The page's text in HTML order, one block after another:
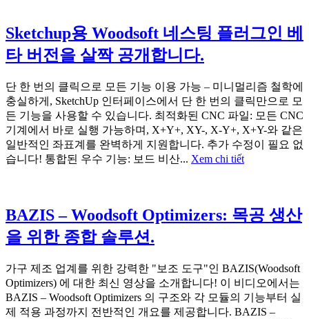
Sketchup용 Woodsoft 네스팅 플러그인 베
타 버전을 살짝 공개합니다.
단 한 번의 클릭으로 모든 기능 이용 가능 – 미니멀리즘 철학에
충실하게, SketchUp 인터페이스에서 단 한 번의 클릭만으로 모
든 기능을 사용할 수 있습니다. 최적화된 CNC 파일: 모든 CNC
기계에서 바로 실행 가능하며, X+Y+, XY-, X-Y+, X+Y-와 같은
일반적인 좌표계를 완벽하게 지원합니다. 추가 수정이 필요 없
습니다! 통합된 우수 기능: 보드 비산... Xem chi tiết
BAZIS – Woodsoft Optimizers: 목공 생산
을 위한 종합 솔루션.
가구 제조 업계를 위한 강력한 "보조 도구"인 BAZIS(Woodsoft
Optimizers) 에 대한 최신 영상을 소개합니다! 이 비디오에서는
BAZIS – Woodsoft Optimizers 의 구조와 각 모듈의 기능부터 실
제 적용 과정까지 전반적인 개요를 제공합니다. BAZIS –